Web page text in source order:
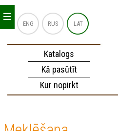
ENG RUS LAT
Katalogs
Kā pasūtīt
Kur nopirkt
_
_
_